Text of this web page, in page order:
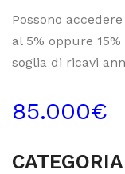
Possono
al 5% oppure
soglia di ricavi
85.000€